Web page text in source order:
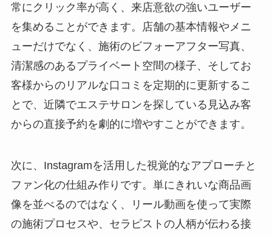
常にクリック率が高く、来店意欲の強いユーザー
を集めることができます。店舗の基本情報やメニ
ューだけでなく、施術のビフォーアフター写真、
清潔感のあるプライベート空間の様子、そしてお
客様からのリアルな口コミを定期的に更新するこ
とで、近隣でエステサロンを探している見込み客
からの直接予約を劇的に増やすことができます。
次に、Instagramを活用した視覚的なアプローチと
ファン化の仕組み作りです。単にきれいな商品画
像を並べるのではなく、リール動画を使って実際
の施術プロセスや、セラピストの人柄が伝わる接